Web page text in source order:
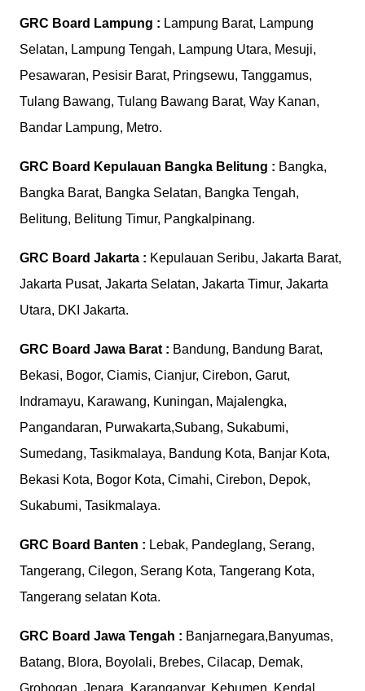
GRC Board Lampung : Lampung Barat, Lampung
Selatan, Lampung Tengah, Lampung Utara, Mesuji,
Pesawaran, Pesisir Barat, Pringsewu, Tanggamus,
Tulang Bawang, Tulang Bawang Barat, Way Kanan,
Bandar Lampung, Metro.
GRC Board Kepulauan Bangka Belitung : Bangka,
Bangka Barat, Bangka Selatan, Bangka Tengah,
Belitung, Belitung Timur, Pangkalpinang.
GRC Board Jakarta : Kepulauan Seribu, Jakarta Barat,
Jakarta Pusat, Jakarta Selatan, Jakarta Timur, Jakarta
Utara, DKI Jakarta.
GRC Board Jawa Barat : Bandung, Bandung Barat,
Bekasi, Bogor, Ciamis, Cianjur, Cirebon, Garut,
Indramayu, Karawang, Kuningan, Majalengka,
Pangandaran, Purwakarta,Subang, Sukabumi,
Sumedang, Tasikmalaya, Bandung Kota, Banjar Kota,
Bekasi Kota, Bogor Kota, Cimahi, Cirebon, Depok,
Sukabumi, Tasikmalaya.
GRC Board Banten : Lebak, Pandeglang, Serang,
Tangerang, Cilegon, Serang Kota, Tangerang Kota,
Tangerang selatan Kota.
GRC Board Jawa Tengah : Banjarnegara,Banyumas,
Batang, Blora, Boyolali, Brebes, Cilacap, Demak,
Grobogan, Jepara, Karanganyar, Kebumen, Kendal,